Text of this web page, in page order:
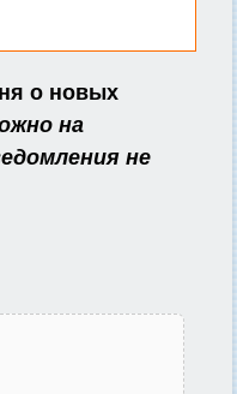
о новых
на
не